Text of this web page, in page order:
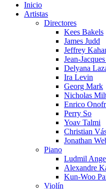
Inicio
Artistas
Directores
Kees Bakels
James Judd
Jeffrey
Jean-
Delyana
Ira Levin
Georg Mark
Nicholas
Enrico
Perry So
Yoav Talmi
Christian
Jonathan
Piano
Ludmil
Alexandre
Kun-Woo
Violín